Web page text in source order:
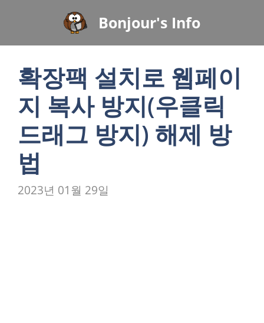
Bonjour's Info
확장팩 설치로 웹페이
지 복사 방지(우클릭
드래그 방지) 해제 방
법
2023년 01월 29일